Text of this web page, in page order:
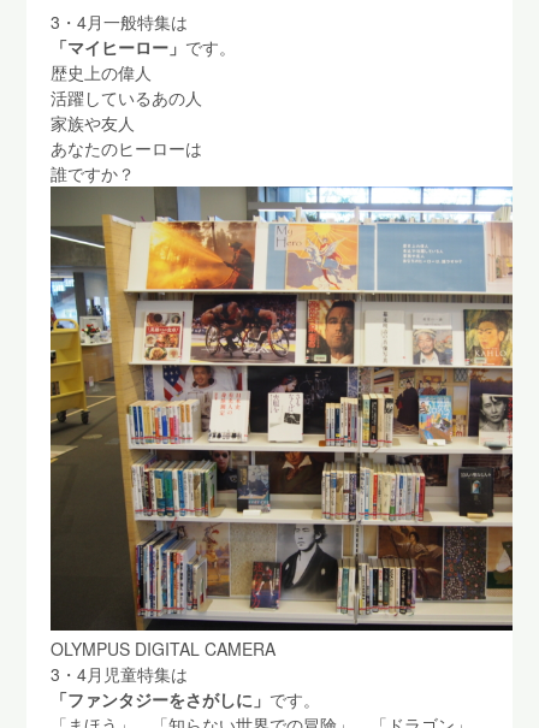
3・4月一般特集は
「マイヒーロー」 です。
歴史上の偉人
活躍しているあの人
家族や友人
あなたのヒーローは
誰ですか？
OLYMPUS DIGITAL CAMERA
3・4月児童特集は
「ファンタジーをさがしに」 です。